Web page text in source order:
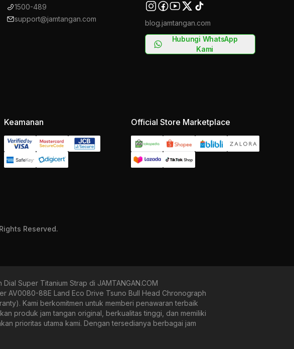
1500-489
support@jamtangan.com
blog.jamtangan.com
Hubungi WhatsApp
Kami
Keamanan Official Store Marketplace
Reserved.
Super Titanium Strap di JAMTANGAN.COM
AV0080-88E Land Eco Drive Tsuno Bull Head Chronograph
Kami berkomitmen untuk memberi penawaran terbaik
produk jam tangan original, berkualitas tinggi, dan memiliki
prioritas utama kami. Dengan tersedianya berbagai jam